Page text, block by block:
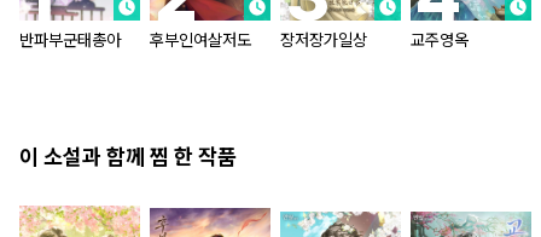
반파부군태총아 후부인여살저도 장저장가일상 교주영옥
이 소설과 함께 찜 한 작품